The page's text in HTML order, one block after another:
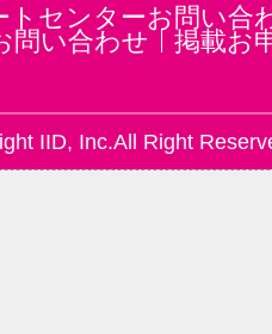
トセンターお問い合
問い合わせ
掲載お
IID, Inc.All Right